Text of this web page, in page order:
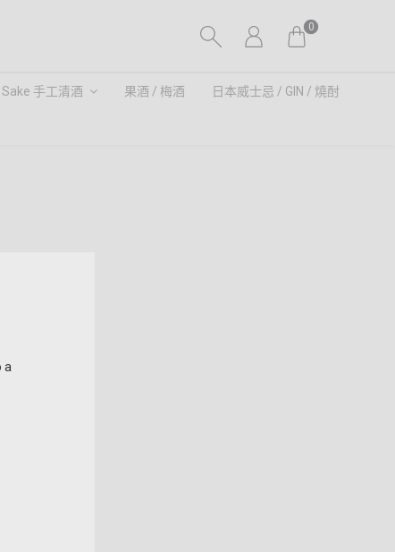
0
手工清酒 果酒 / 梅酒 日本威士忌 / GIN / 燒酎
雅氣息。
a